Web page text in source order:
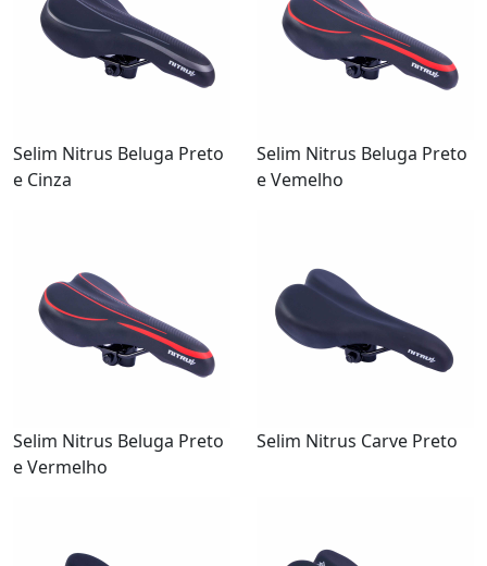
Selim Nitrus Beluga Preto
e Cinza
Selim Nitrus Beluga Preto
e Vemelho
Selim Nitrus Beluga Preto
e Vermelho
Selim Nitrus Carve Preto